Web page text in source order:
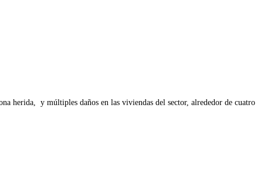
herida, y múltiples daños en las viviendas del sector, alrededor de cuatro